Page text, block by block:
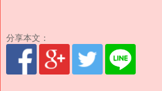
分享本文：